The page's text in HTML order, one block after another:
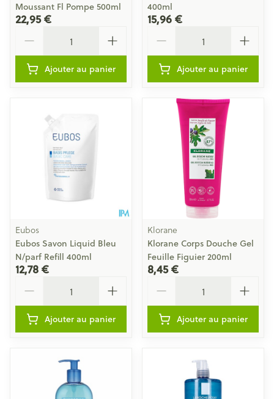
Moussant Fl Pompe 500ml
22,95 €
Ajouter au panier
400ml
15,96 €
Ajouter au panier
Eubos
Eubos Savon Liquid Bleu
N/parf Refill 400ml
12,78 €
Ajouter au panier
Klorane
Klorane Corps Douche Gel
Feuille Figuier 200ml
8,45 €
Ajouter au panier